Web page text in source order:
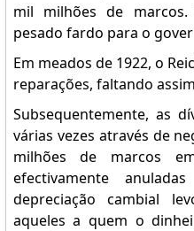
mil milhões de
pesado fardo para o
Em meados de 1922, o
reparações, faltando
Subsequentemente, as
várias vezes através de
milhões de marcos
efectivamente
depreciação cambial
aqueles a quem o